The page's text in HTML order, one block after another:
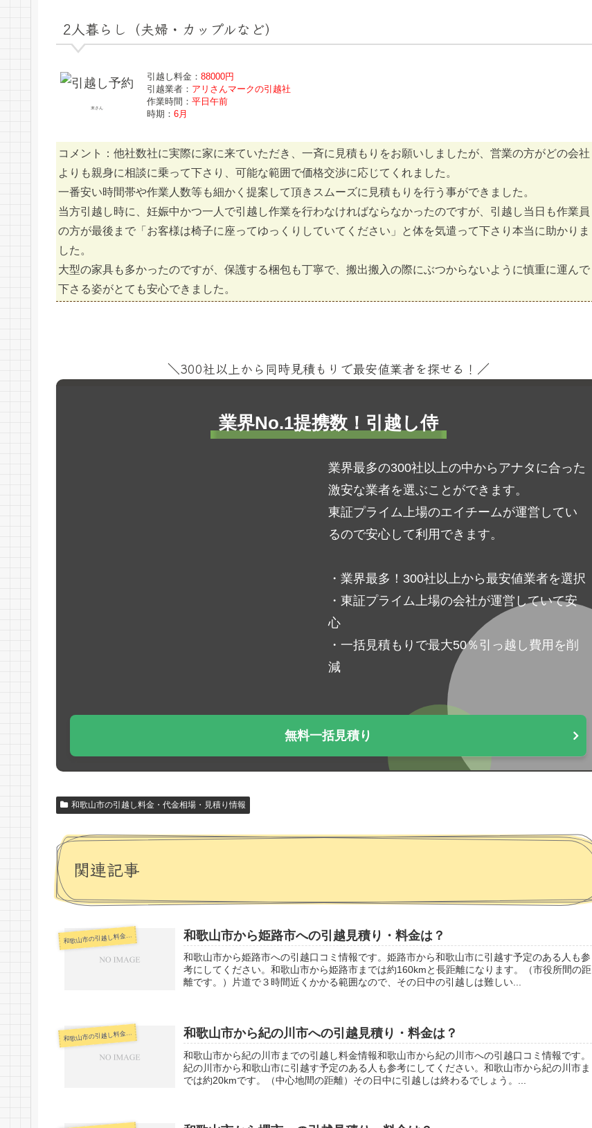
2人暮らし（夫婦・カップルなど）
末さん
引越し料金： 88000円
引越業者： アリさんマークの引越社
作業時間： 平日午前
時期： 6月
コメント：他社数社に実際に家に来ていただき、一斉に見積もりをお願いしましたが、営業の方がどの会社
よりも親身に相談に乗って下さり、可能な範囲で価格交渉に応じてくれました。
一番安い時間帯や作業人数等も細かく提案して頂きスムーズに見積もりを行う事ができました。
当方引越し時に、妊娠中かつ一人で引越し作業を行わなければならなかったのですが、引越し当日も作業員
の方が最後まで「お客様は椅子に座ってゆっくりしていてください」と体を気遣って下さり本当に助かりま
した。
大型の家具も多かったのですが、保護する梱包も丁寧で、搬出搬入の際にぶつからないように慎重に運んで
下さる姿がとても安心できました。
＼300社以上から同時見積もりで最安値業者を探せる！／
業界No.1提携数！引越し侍
業界最多の300社以上の中からアナタに合った
激安な業者を選ぶことができます。
東証プライム上場のエイチームが運営してい
るので安心して利用できます。
・業界最多！300社以上から最安値業者を選択
・東証プライム上場の会社が運営していて安
心
・一括見積もりで最大50％引っ越し費用を削
減
無料一括見積り
和歌山市の引越し料金・代金相場・見積り情報
関連記事
和歌山市の引越し料金・代金相場・見積り情報 和歌山市から姫路市への引越見積り・料金は？
和歌山市から姫路市への引越口コミ情報です。姫路市から和歌山市に引越す予定のある人も参
考にしてください。和歌山市から姫路市までは約160kmと長距離になります。（市役所間の距
離です。）片道で３時間近くかかる範囲なので、その日中の引越しは難しい...
和歌山市の引越し料金・代金相場・見積り情報 和歌山市から紀の川市への引越見積り・料金は？
和歌山市から紀の川市までの引越し料金情報和歌山市から紀の川市への引越口コミ情報です。
紀の川市から和歌山市に引越す予定のある人も参考にしてください。和歌山市から紀の川市ま
では約20kmです。（中心地間の距離）その日中に引越しは終わるでしょう。...